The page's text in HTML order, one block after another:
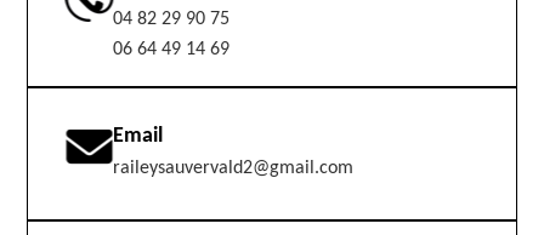
04 82 29 90 75
06 64 49 14 69
Email
raileysauvervald2@gmail.com